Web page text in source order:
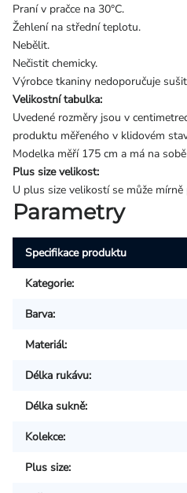
Praní v pračce na 30°C.
Žehlení na střední teplotu.
Nebělit.
Nečistit chemicky.
Výrobce tkaniny nedoporučuje
Velikostní tabulka:
Uvedené rozměry jsou v
produktu měřeného v klidovém
Modelka měří 175 cm a má na
Plus size velikost:
U plus size velikostí se může
Parametry
Specifikace produktu
Kategorie:
Barva:
Materiál:
Délka rukávu:
Délka sukně:
Kolekce:
Plus size: